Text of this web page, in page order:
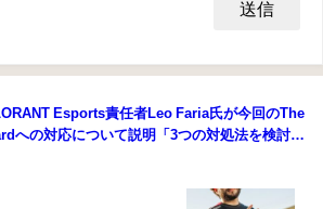
Esports責任者Leo Faria氏が今回のThe
への対応について説明「3つの対処法を検討し